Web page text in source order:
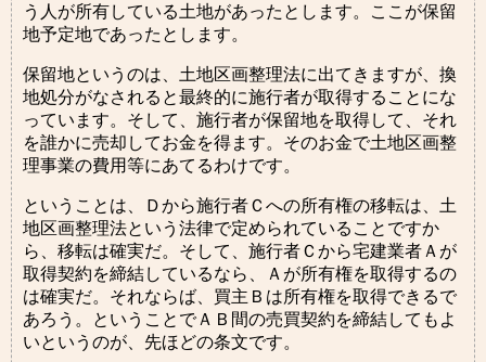
う人が所有している土地があったとします。ここが保留
地予定地であったとします。
保留地というのは、土地区画整理法に出てきますが、換
地処分がなされると最終的に施行者が取得することにな
っています。そして、施行者が保留地を取得して、それ
を誰かに売却してお金を得ます。そのお金で土地区画整
理事業の費用等にあてるわけです。
ということは、Ｄから施行者Ｃへの所有権の移転は、土
地区画整理法という法律で定められていることですか
ら、移転は確実だ。そして、施行者Ｃから宅建業者Ａが
取得契約を締結しているなら、Ａが所有権を取得するの
は確実だ。それならば、買主Ｂは所有権を取得できるで
あろう。ということでＡＢ間の売買契約を締結してもよ
いというのが、先ほどの条文です。